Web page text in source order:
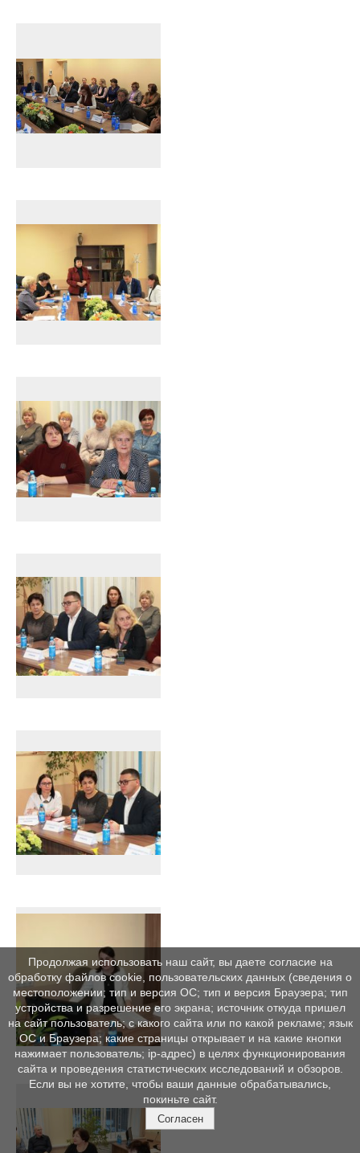
Продолжая использовать наш сайт, вы даете согласие на
обработку файлов cookie, пользовательских данных (сведения о
местоположении; тип и версия ОС; тип и версия Браузера; тип
устройства и разрешение его экрана; источник откуда пришел
на сайт пользователь; с какого сайта или по какой рекламе; язык
ОС и Браузера; какие страницы открывает и на какие кнопки
нажимает пользователь; ip-адрес) в целях функционирования
сайта и проведения статистических исследований и обзоров.
Если вы не хотите, чтобы ваши данные обрабатывались,
покиньте сайт.
Согласен